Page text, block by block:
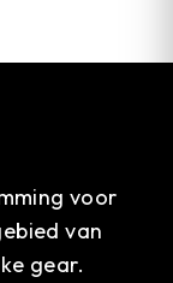
voor
van
gear.